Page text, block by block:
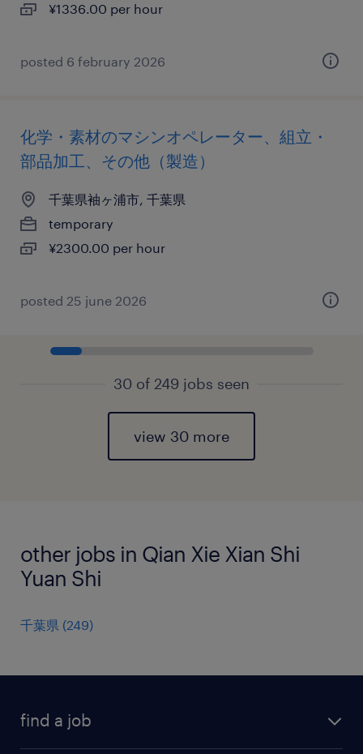
¥1336.00 per hour
posted 6 february 2026
化学・素材のマシンオペレーター、組立・
部品加工、その他（製造）
千葉県袖ヶ浦市, 千葉県
temporary
¥2300.00 per hour
posted 25 june 2026
30 of 249 jobs seen
view 30 more
other jobs in Qian Xie Xian Shi
Yuan Shi
千葉県 (249)
find a job